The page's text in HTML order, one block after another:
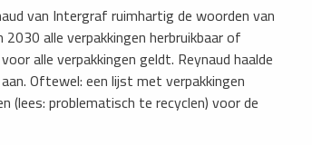
van ­Intergraf ruimhartig de woorden van
alle verpakkingen herbruikbaar of
alle verpakkingen geldt. Reynaud haalde
Oftewel: een lijst met verpakkingen
(lees: problematisch te recyclen) voor de